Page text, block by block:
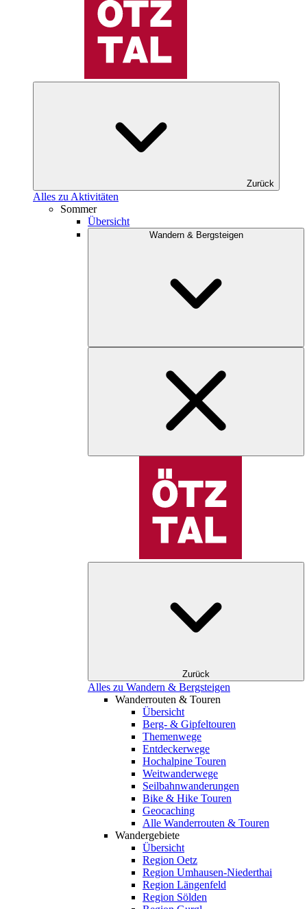
Zurück
Alles zu Aktivitäten
Sommer
Übersicht
Wandern & Bergsteigen
Zurück
Alles zu Wandern & Bergsteigen
Wanderrouten & Touren
Übersicht
Berg- & Gipfeltouren
Themenwege
Entdeckerwege
Hochalpine Touren
Weitwanderwege
Seilbahnwanderungen
Bike & Hike Touren
Geocaching
Alle Wanderrouten & Touren
Wandergebiete
Übersicht
Region Oetz
Region Umhausen-Niederthai
Region Längenfeld
Region Sölden